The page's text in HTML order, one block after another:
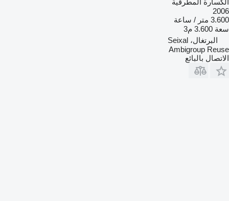
الكسارة المطرقية
2006
3.600 متر / ساعة
سعة 3.600 م3
البرتغال، Seixal
Ambigroup Reuse
الاتصال بالبائع